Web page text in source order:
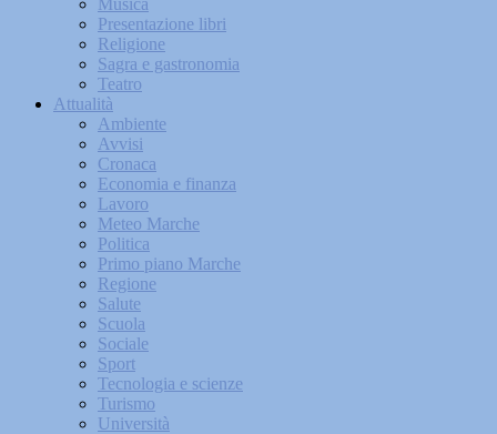
Musica
Presentazione libri
Religione
Sagra e gastronomia
Teatro
Attualità
Ambiente
Avvisi
Cronaca
Economia e finanza
Lavoro
Meteo Marche
Politica
Primo piano Marche
Regione
Salute
Scuola
Sociale
Sport
Tecnologia e scienze
Turismo
Università